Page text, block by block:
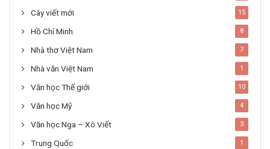
Cây viết mới 15
Hồ Chí Minh 8
Nhà thơ Việt Nam 7
Nhà văn Việt Nam 1
Văn học Thế giới 10
Văn học Mỹ 4
Văn học Nga – Xô Viết 3
Trung Quốc 1